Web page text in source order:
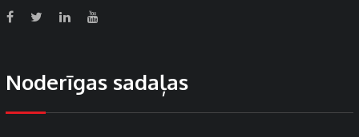
Noderīgas sadaļas